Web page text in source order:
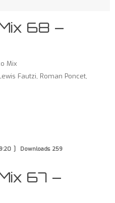
68 –
Mix
Fautzi, Roman Poncet,
] Downloads 259
67 –